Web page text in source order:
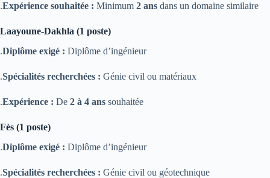
Expérience souhaitée : Minimum 2 ans dans un domaine similaire.
Laayoune-Dakhla (1 poste)
Diplôme exigé : Diplôme d’ingénieur.
Spécialités recherchées : Génie civil ou matériaux.
Expérience : De 2 à 4 ans souhaitée.
Fès (1 poste)
Diplôme exigé : Diplôme d’ingénieur.
Spécialités recherchées : Génie civil ou géotechnique.